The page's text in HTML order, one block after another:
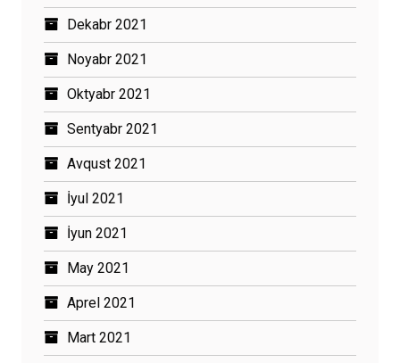
Dekabr 2021
Noyabr 2021
Oktyabr 2021
Sentyabr 2021
Avqust 2021
İyul 2021
İyun 2021
May 2021
Aprel 2021
Mart 2021